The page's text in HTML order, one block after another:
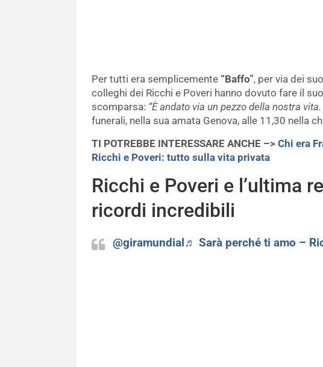
Per tutti era semplicemente “Baffo”, per via dei
colleghi dei Ricchi e Poveri hanno dovuto fare il
scomparsa: “È andato via un pezzo della nostra
funerali, nella sua amata Genova, alle 11,30 nella
TI POTREBBE INTERESSARE ANCHE –> Chi era
Ricchi e Poveri: tutto sulla vita privata
Ricchi e Poveri e l’ultima
ricordi incredibili
@giramundial♬ Sarà perché ti amo –